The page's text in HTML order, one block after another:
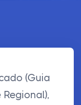
(Guia